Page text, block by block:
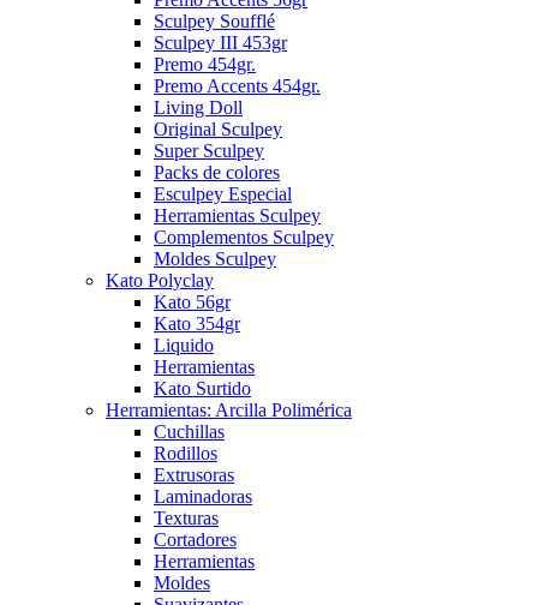
Sculpey Soufflé
Sculpey III 453gr
Premo 454gr.
Premo Accents 454gr.
Living Doll
Original Sculpey
Super Sculpey
Packs de colores
Esculpey Especial
Herramientas Sculpey
Complementos Sculpey
Moldes Sculpey
Kato Polyclay
Kato 56gr
Kato 354gr
Liquido
Herramientas
Kato Surtido
Herramientas: Arcilla Polimérica
Cuchillas
Rodillos
Extrusoras
Laminadoras
Texturas
Cortadores
Herramientas
Moldes